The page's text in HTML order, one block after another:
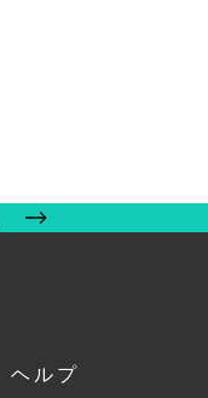
ヘルプ